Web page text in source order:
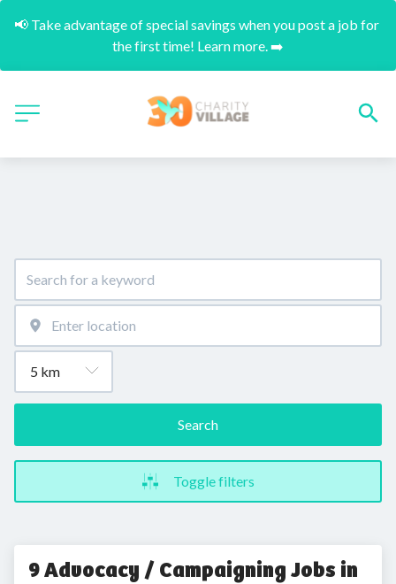
📢 Take advantage of special savings when you post a job for
the first time! Learn more. ➡️
Search
Toggle filters
9 Advocacy / Campaigning Jobs in